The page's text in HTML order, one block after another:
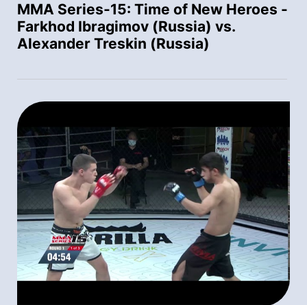
MMA Series-15: Time of New Heroes -
Farkhod Ibragimov (Russia) vs.
Alexander Treskin (Russia)